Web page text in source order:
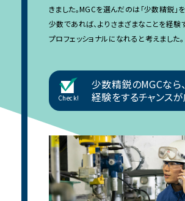
きました。MGCを選んだのは「少数精鋭」
少数であれば、よりさまざまなことを経験
プロフェッショナルになれると考えました。
Check!
少数精鋭のMGCなら
経験をするチャンスが